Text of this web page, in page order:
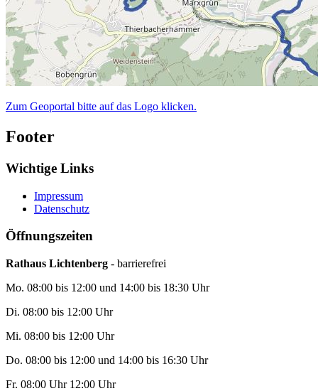
Zum Geoportal bitte auf das Logo klicken.
Footer
Wichtige Links
Impressum
Datenschutz
Öffnungszeiten
Rathaus Lichtenberg - barrierefrei
Mo. 08:00 bis 12:00 und 14:00 bis 18:30 Uhr
Di. 08:00 bis 12:00 Uhr
Mi. 08:00 bis 12:00 Uhr
Do. 08:00 bis 12:00 und 14:00 bis 16:30 Uhr
Fr. 08:00 Uhr 12:00 Uhr